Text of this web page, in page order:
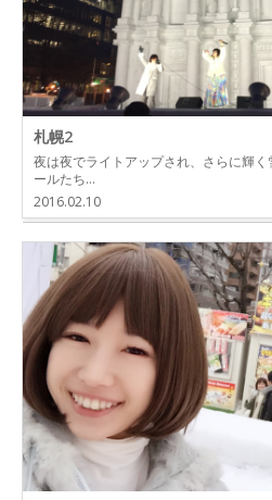
札幌2
夜は夜でライトアップされ、さらに輝
ールたち…
2016.02.10